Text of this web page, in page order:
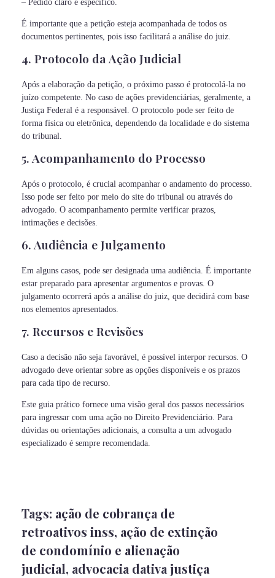
– Pedido claro e específico.
É importante que a petição esteja acompanhada de todos os
documentos pertinentes, pois isso facilitará a análise do juiz.
4. Protocolo da Ação Judicial
Após a elaboração da petição, o próximo passo é protocolá-la no
juízo competente. No caso de ações previdenciárias, geralmente, a
Justiça Federal é a responsável. O protocolo pode ser feito de
forma física ou eletrônica, dependendo da localidade e do sistema
do tribunal.
5. Acompanhamento do Processo
Após o protocolo, é crucial acompanhar o andamento do processo.
Isso pode ser feito por meio do site do tribunal ou através do
advogado. O acompanhamento permite verificar prazos,
intimações e decisões.
6. Audiência e Julgamento
Em alguns casos, pode ser designada uma audiência. É importante
estar preparado para apresentar argumentos e provas. O
julgamento ocorrerá após a análise do juiz, que decidirá com base
nos elementos apresentados.
7. Recursos e Revisões
Caso a decisão não seja favorável, é possível interpor recursos. O
advogado deve orientar sobre as opções disponíveis e os prazos
para cada tipo de recurso.
Este guia prático fornece uma visão geral dos passos necessários
para ingressar com uma ação no Direito Previdenciário. Para
dúvidas ou orientações adicionais, a consulta a um advogado
especializado é sempre recomendada.
Tags: ação de cobrança de
retroativos inss, ação de extinção
de condomínio e alienação
judicial, advocacia dativa justiça